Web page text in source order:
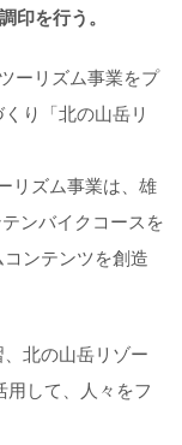
印を行う。
ーリズム事業をプ
り「北の山岳リ
リズム事業は、雄
ンバイクコースを
ンテンツを創造
北の山岳リゾー
用して、人々をフ